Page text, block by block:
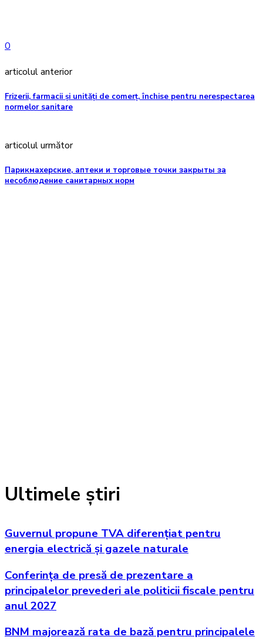
0
articolul anterior
Frizerii, farmacii și unități de comerț, închise pentru nerespectarea
normelor sanitare
articolul următor
Парикмахерские, аптеки и торговые точки закрыты за
несоблюдение санитарных норм
Ultimele știri
Guvernul propune TVA diferențiat pentru
energia electrică și gazele naturale
Conferința de presă de prezentare a
principalelor prevederi ale politicii fiscale pentru
anul 2027
BNM majorează rata de bază pentru principalele